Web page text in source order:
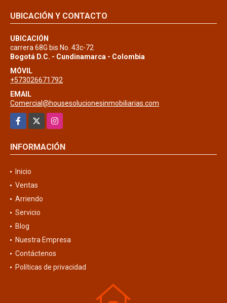
UBICACIÓN Y CONTACTO
UBICACIÓN
carrera 68G bis No. 43c-72
Bogotá D.C. - Cundinamarca - Colombia
MÓVIL
+573026671792
EMAIL
Comercial@housesolucionesinmobiliarias.com
Facebook
Instagram
INFORMACIÓN
Inicio
Ventas
Arriendo
Servicio
Blog
Nuestra Empresa
Contáctenos
Políticas de privacidad